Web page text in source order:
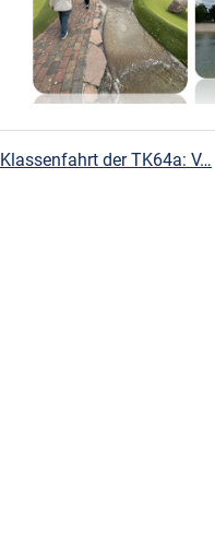
Klassenfahrt der TK64a: V…